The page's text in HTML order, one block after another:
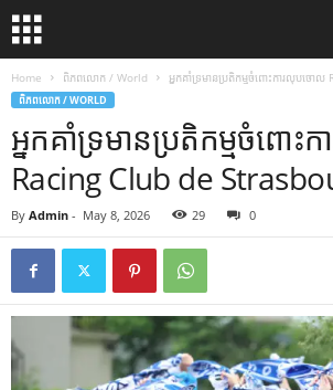
Home ពិភពលោក / World អ្នកគាំទ្រមានប្រតិកម្មចំពោះការលុបច
ពិភពលោក / WORLD
អ្នកគាំទ្រមានប្រតិកម្មចំពោ
Racing Club de
By Admin - May 8, 2026 29 0